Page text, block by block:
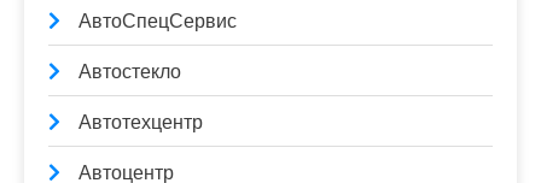
АвтоСпецСервис
Автостекло
Автотехцентр
Автоцентр